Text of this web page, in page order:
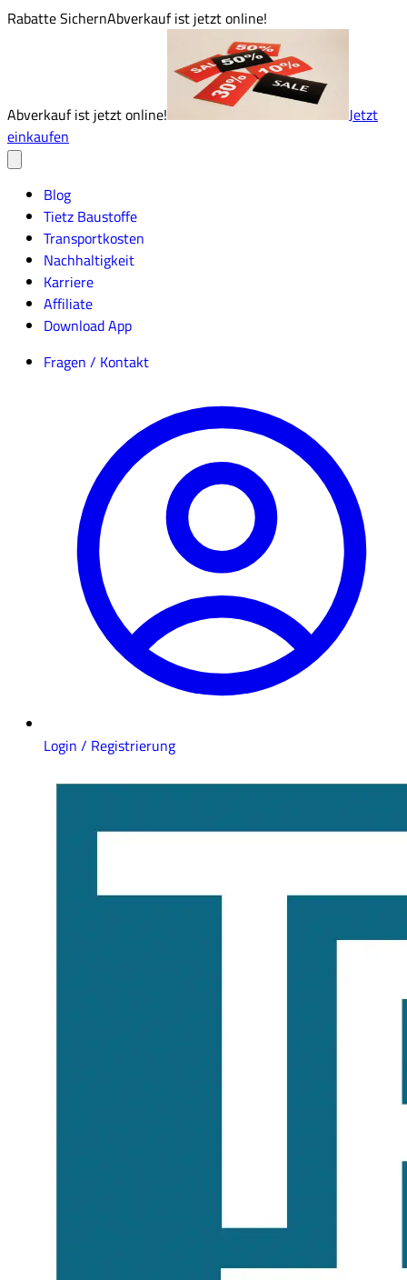
Rabatte SichernAbverkauf ist jetzt online!
Abverkauf ist jetzt online!
Jetzt
einkaufen
Blog
Tietz Baustoffe
Transportkosten
Nachhaltigkeit
Karriere
Affiliate
Download App
Fragen / Kontakt
Login / Registrierung